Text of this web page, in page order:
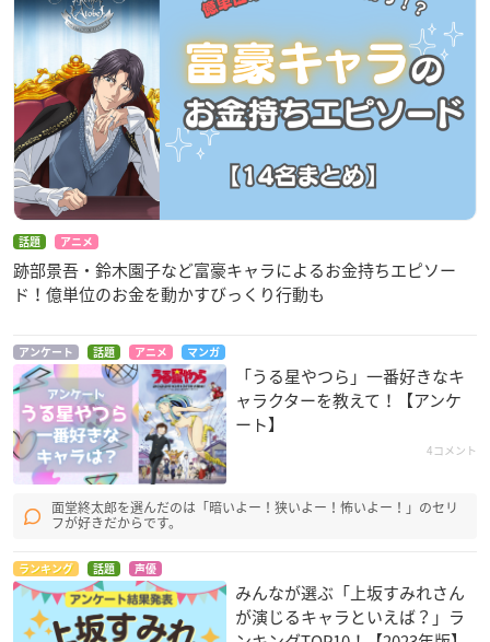
話題 アニメ
跡部景吾・鈴木園子など富豪キャラによるお金持ちエピソー
ド！億単位のお金を動かすびっくり行動も
アンケート 話題 アニメ マンガ
「うる星やつら」一番好きなキ
ャラクターを教えて！【アンケ
ート】
4コメント
面堂終太郎を選んだのは「暗いよー！狭いよー！怖いよー！」のセリ
フが好きだからです。
ランキング 話題 声優
みんなが選ぶ「上坂すみれさん
が演じるキャラといえば？」ラ